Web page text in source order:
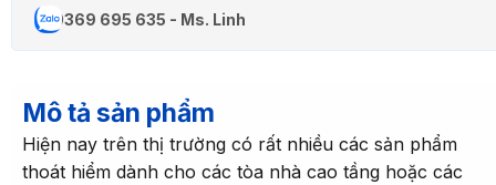
0369 695 635 - Ms. Linh
Mô tả sản phẩm
Hiện nay trên thị trường có rất nhiều các sản phẩm
thoát hiểm dành cho các tòa nhà cao tầng hoặc các